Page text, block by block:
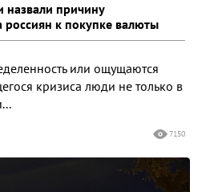
причину
к покупке валюты
или ощущаются
кризиса люди не только в
7150